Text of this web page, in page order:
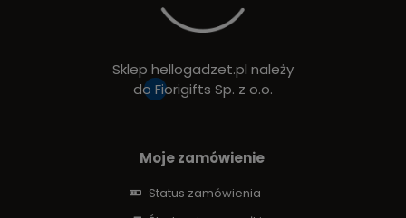
Sklep hellogadzet.pl należy
do Fiorigifts Sp. z o.o.
Moje zamówienie
Status zamówienia